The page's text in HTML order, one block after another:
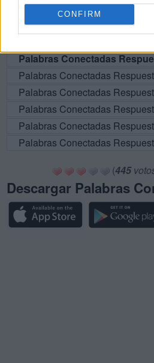
CONFIRM
Palabras Conectadas
Palabras Conectadas
Palabras Conectadas
Palabras Conectadas
Palabras Conectadas
Palabras Conectadas
Palabras Conectadas
Palabras Conectadas
(445
Descargar Palabras